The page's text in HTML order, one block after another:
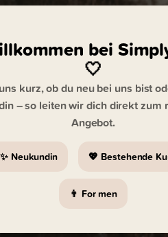
bei
🤍
kurz, ob du neu bei uns bist
– so leiten wir dich direkt zum
Angebot.
✨ Neukundin 💖 Bestehende
👨 For men